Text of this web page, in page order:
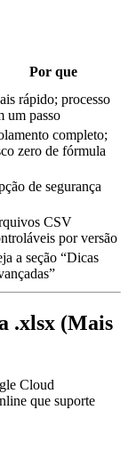
Por que
rápido; processo
um passo
completo;
zero de fórmula
de segurança
CSV
por versão
a seção “Dicas
.xlsx (Mais
Cloud
que suporte